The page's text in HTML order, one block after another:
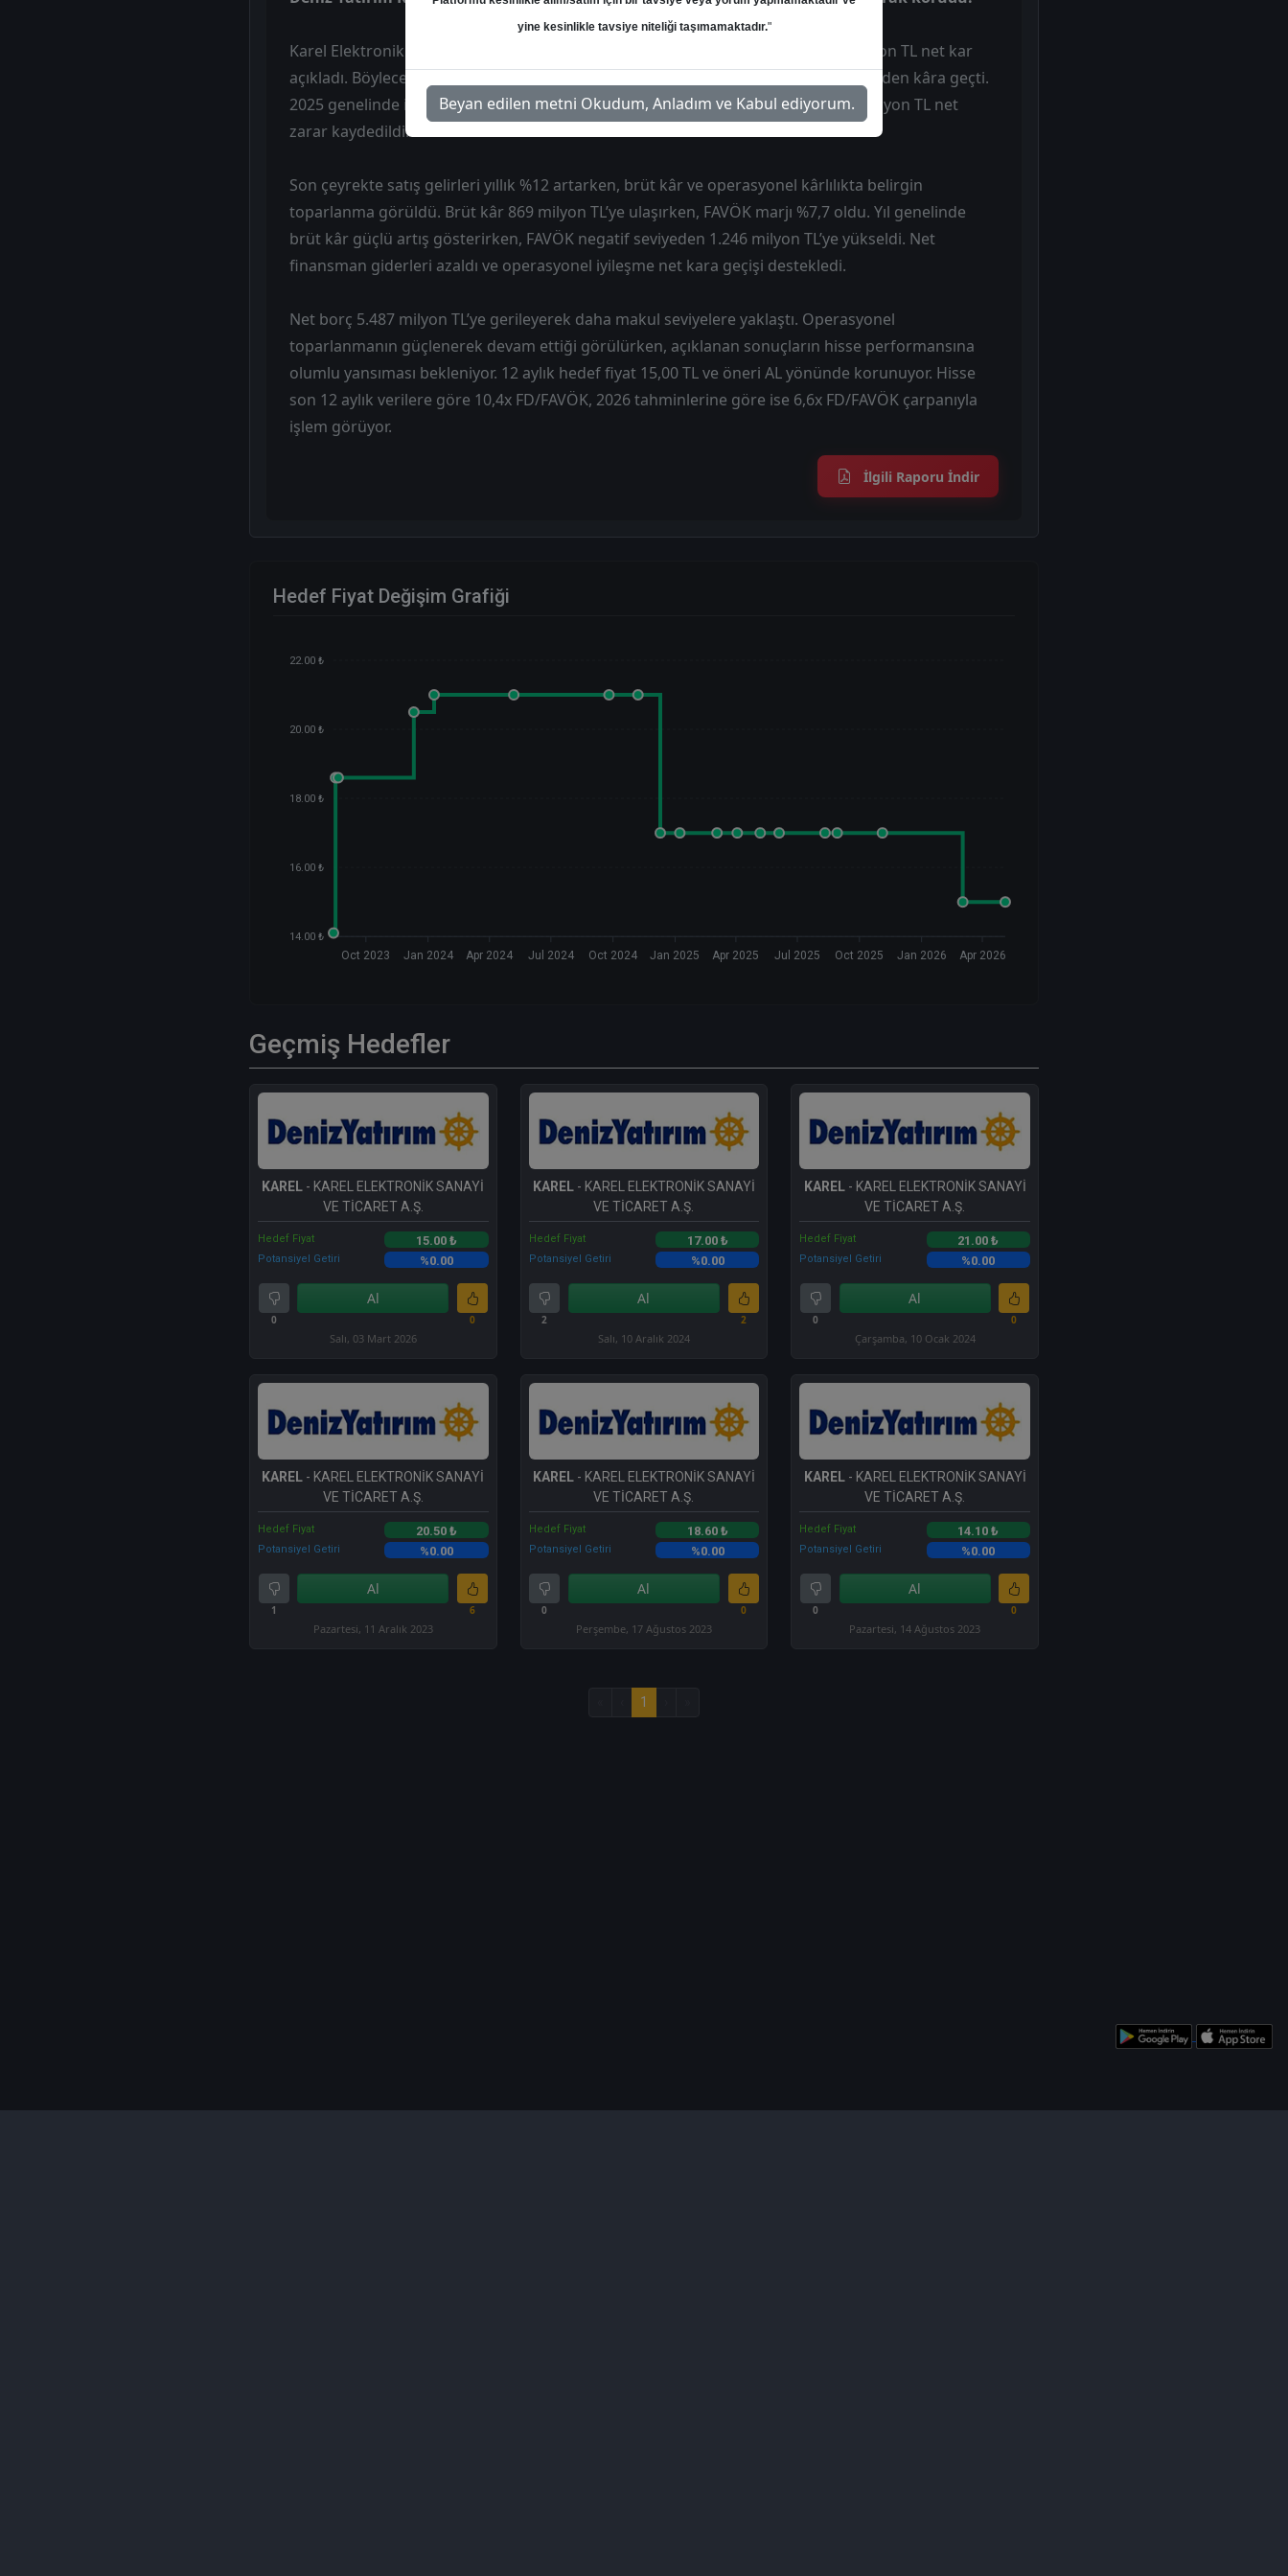
Karel Elektronik 4Ç25’te 5.672 milyon TL satış geliri, 435 milyon TL FAVÖK ve 3 milyon TL net kar
açıkladı. Böylece şirket, zayıf geçen önceki dönemlerin ardından son çeyrekte yeniden kâra geçti.
2025 genelinde ise 18.002 milyon TL satış geliri, 1.246 milyon TL FAVÖK ve 1.512 milyon TL net
zarar kaydedildi.
Son çeyrekte satış gelirleri yıllık %12 artarken, brüt kâr ve operasyonel kârlılıkta belirgin
toparlanma görüldü. Brüt kâr 869 milyon TL’ye ulaşırken, FAVÖK marjı %7,7 oldu. Yıl genelinde
brüt kâr güçlü artış gösterirken, FAVÖK negatif seviyeden 1.246 milyon TL’ye yükseldi. Net
finansman giderleri azaldı ve operasyonel iyileşme net kara geçişi destekledi.
Net borç 5.487 milyon TL’ye gerileyerek daha makul seviyelere yaklaştı. Operasyonel
toparlanmanın güçlenerek devam ettiği görülürken, açıklanan sonuçların hisse performansına
olumlu yansıması bekleniyor. 12 aylık hedef fiyat 15,00 TL ve öneri AL yönünde korunuyor. Hisse
son 12 aylık verilere göre 10,4x FD/FAVÖK, 2026 tahminlerine göre ise 6,6x FD/FAVÖK çarpanıyla
işlem görüyor.
İlgili Raporu İndir
Hedef Fiyat Değişim Grafiği
22.00 ₺
20.00 ₺
18.00 ₺
16.00 ₺
14.00 ₺
Oct 2023 Jan 2024 Apr 2024 Jul 2024 Oct 2024 Jan 2025 Apr 2025 Jul 2025 Oct 2025 Jan 2026 Apr 2026
Geçmiş Hedefler
KAREL - KAREL ELEKTRONİK SANAYİ
VE TİCARET A.Ş.
Hedef Fiyat 15.00 ₺
Potansiyel Getiri %0.00
0
Al
0
Salı, 03 Mart 2026
KAREL- KAREL ELEKTRONİK SANAYİ
VE TİCARET A.Ş.
Hedef Fiyat 17.00 ₺
Potansiyel Getiri %0.00
2
Al
2
Salı, 10 Aralık 2024
KAREL- KAREL ELEKTRONİK SANAYİ
VE TİCARET A.Ş.
Hedef Fiyat 21.00 ₺
Potansiyel Getiri %0.00
0
Al
0
Çarşamba, 10 Ocak 2024
KAREL - KAREL ELEKTRONİK SANAYİ
VE TİCARET A.Ş.
Hedef Fiyat 20.50 ₺
Potansiyel Getiri %0.00
1
Al
6
Pazartesi, 11 Aralık 2023
KAREL- KAREL ELEKTRONİK SANAYİ
VE TİCARET A.Ş.
Hedef Fiyat 18.60 ₺
Potansiyel Getiri %0.00
0
Al
0
Perşembe, 17 Ağustos 2023
KAREL- KAREL ELEKTRONİK SANAYİ
VE TİCARET A.Ş.
Hedef Fiyat 14.10 ₺
Potansiyel Getiri %0.00
0
Al
0
Pazartesi, 14 Ağustos 2023
1
yine kesinlikle tavsiye niteliği taşımamaktadır."
Beyan edilen metni Okudum, Anladım ve Kabul ediyorum.